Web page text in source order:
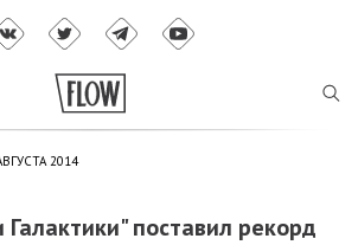
2014
поставил рекорд